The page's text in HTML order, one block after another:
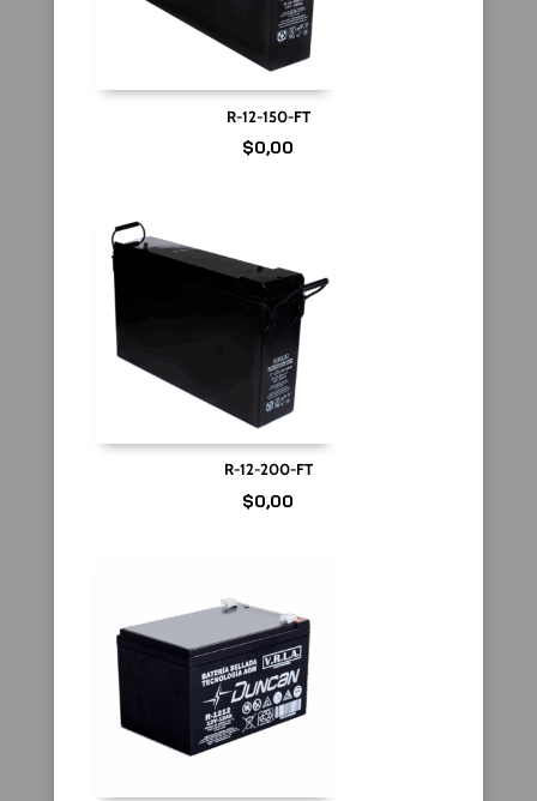
R-12-150-FT
$0,00
R-12-200-FT
$0,00